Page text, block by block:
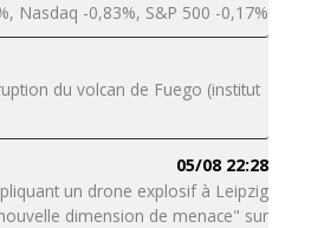
Nasdaq -0,83%, S&P 500 -0,17%
du volcan de Fuego (institut
05/08 22:28
un drone explosif à Leipzig
dimension de menace" sur